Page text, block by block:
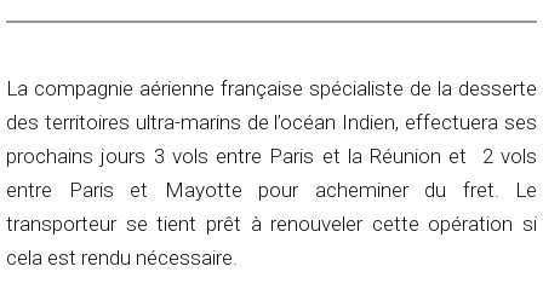
La compagnie aérienne française spécialiste de la desserte
des territoires ultra-marins de l’océan Indien, effectuera ses
prochains jours 3 vols entre Paris et la Réunion et 2 vols
entre Paris et Mayotte pour acheminer du fret. Le
transporteur se tient prêt à renouveler cette opération si
cela est rendu nécessaire.